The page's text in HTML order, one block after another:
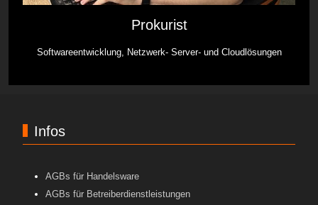
Prokurist
Softwareentwicklung, Netzwerk- Server- und Cloudlösungen
Infos
AGBs für Handelsware
AGBs für Betreiberdienstleistungen